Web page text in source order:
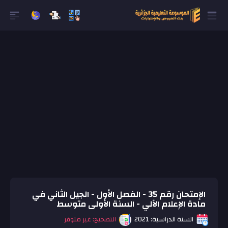
الإمتحان رقم 35 - الفصل الأول - الجيل الثاني في
مادة الإعلام الآلي - السنة الأولى متوسط
السنة الدراسية: 2021 التصحيح: غير متوفر